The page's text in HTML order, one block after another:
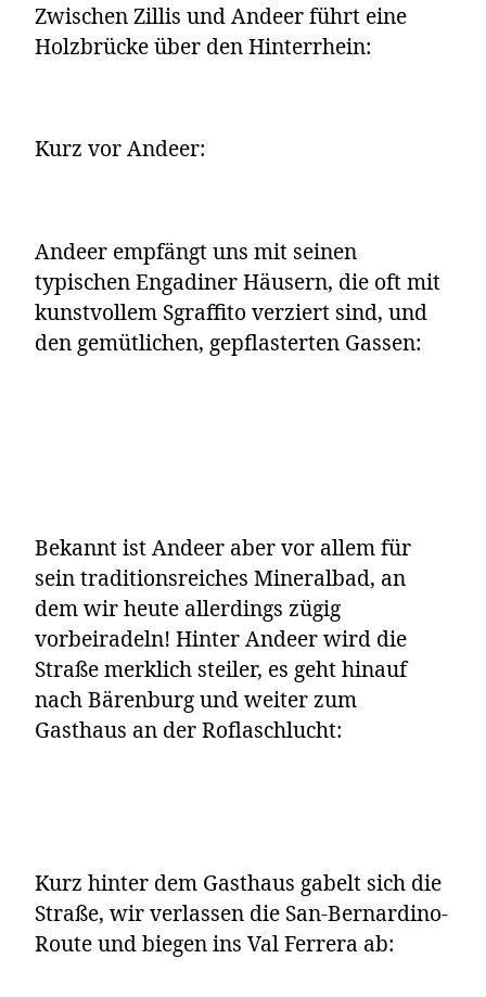
Zwischen Zillis und Andeer führt eine
Holzbrücke über den Hinterrhein:
Kurz vor Andeer:
Andeer empfängt uns mit seinen
typischen Engadiner Häusern, die oft mit
kunstvollem Sgraffito verziert sind, und
den gemütlichen, gepflasterten Gassen:
Bekannt ist Andeer aber vor allem für
sein traditionsreiches Mineralbad, an
dem wir heute allerdings zügig
vorbeiradeln! Hinter Andeer wird die
Straße merklich steiler, es geht hinauf
nach Bärenburg und weiter zum
Gasthaus an der Roflaschlucht:
Kurz hinter dem Gasthaus gabelt sich die
Straße, wir verlassen die San-Bernardino-
Route und biegen ins Val Ferrera ab: